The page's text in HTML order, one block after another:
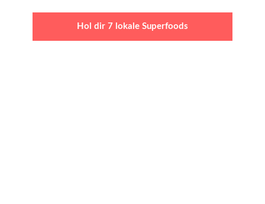
Hol dir 7 lokale Superfoods